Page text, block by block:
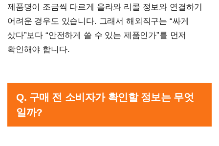
제품명이 조금씩 다르게 올라와 리콜 정보와 연결하기
어려운 경우도 있습니다. 그래서 해외직구는 “싸게
샀다”보다 “안전하게 쓸 수 있는 제품인가”를 먼저
확인해야 합니다.
Q. 구매 전 소비자가 확인할 정보는 무엇
일까?